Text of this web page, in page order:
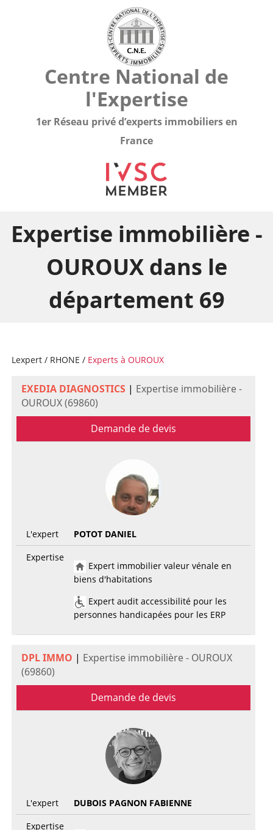
Centre National de
l'Expertise
1er Réseau privé d’experts immobiliers en
France
Expertise immobilière -
OUROUX dans le
département 69
Lexpert/ RHONE / Experts à OUROUX
EXEDIA DIAGNOSTICS | Expertise immobilière -
OUROUX (69860)
Demande de devis
L'expert
POTOT DANIEL
Expertise
Expert immobilier valeur vénale en
biens d'habitations
Expert audit accessibilité pour les
personnes handicapées pour les ERP
DPL IMMO | Expertise immobilière - OUROUX
(69860)
Demande de devis
L'expert
DUBOIS PAGNON FABIENNE
Expertise